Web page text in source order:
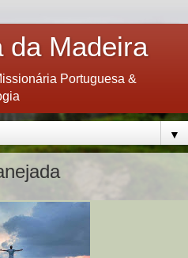
da Madeira
Portuguesa &
▼